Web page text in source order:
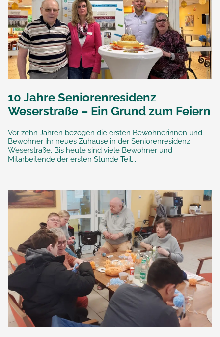
10 Jahre Seniorenresidenz
Weserstraße – Ein Grund zum Feiern
Vor zehn Jahren bezogen die ersten Bewohnerinnen und
Bewohner ihr neues Zuhause in der Seniorenresidenz
Weserstraße. Bis heute sind viele Bewohner und
Mitarbeitende der ersten Stunde Teil...